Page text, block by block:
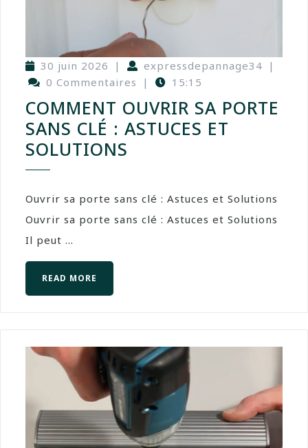
30 juin 2026 | expressdepannage34 |
0 Commentaires
| 15:15
COMMENT OUVRIR SA PORTE
SANS CLÉ : ASTUCES ET
SOLUTIONS
Ouvrir sa porte sans clé : Astuces et Solutions
Ouvrir sa porte sans clé : Astuces et Solutions
Il peut ...
READ MORE